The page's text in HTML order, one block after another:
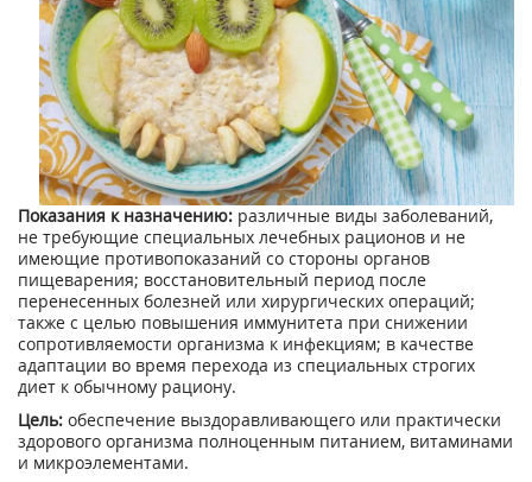
Показания к назначению: различные виды заболеваний,
не требующие специальных лечебных рационов и не
имеющие противопоказаний со стороны органов
пищеварения; восстановительный период после
перенесенных болезней или хирургических операций;
также с целью повышения иммунитета при снижении
сопротивляемости организма к инфекциям; в качестве
адаптации во время перехода из специальных строгих
диет к обычному рациону.
Цель: обеспечение выздоравливающего или практически
здорового организма полноценным питанием, витаминами
и микроэлементами.